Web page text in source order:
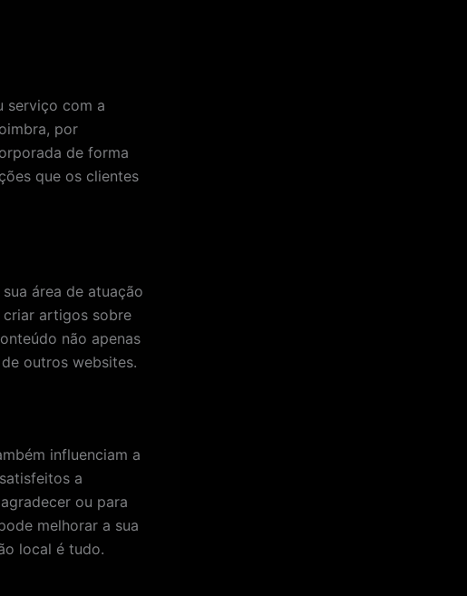
serviço com a
por
de forma
que os clientes
área de atuação
criar artigos sobre
não apenas
outros websites.
influenciam a
a
ou para
melhorar a sua
local é tudo.